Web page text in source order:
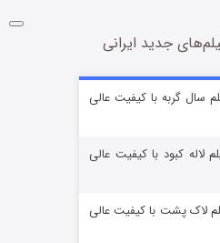
شوگر فصل ۲
جدید ایرانی
سال گربه با کیفیت عالی
لاله کبود با کیفیت عالی
لاک پشت با کیفیت عالی